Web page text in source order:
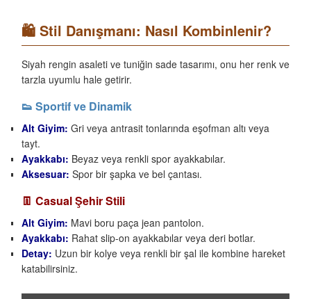
🛍️ Stil Danışmanı: Nasıl Kombinlenir?
Siyah rengin asaleti ve tuniğin sade tasarımı, onu her renk ve
tarzla uyumlu hale getirir.
👟 Sportif ve Dinamik
Alt Giyim: Gri veya antrasit tonlarında eşofman altı veya
tayt.
Ayakkabı: Beyaz veya renkli spor ayakkabılar.
Aksesuar: Spor bir şapka ve bel çantası.
👖 Casual Şehir Stili
Alt Giyim: Mavi boru paça jean pantolon.
Ayakkabı: Rahat slip-on ayakkabılar veya deri botlar.
Detay: Uzun bir kolye veya renkli bir şal ile kombine hareket
katabilirsiniz.